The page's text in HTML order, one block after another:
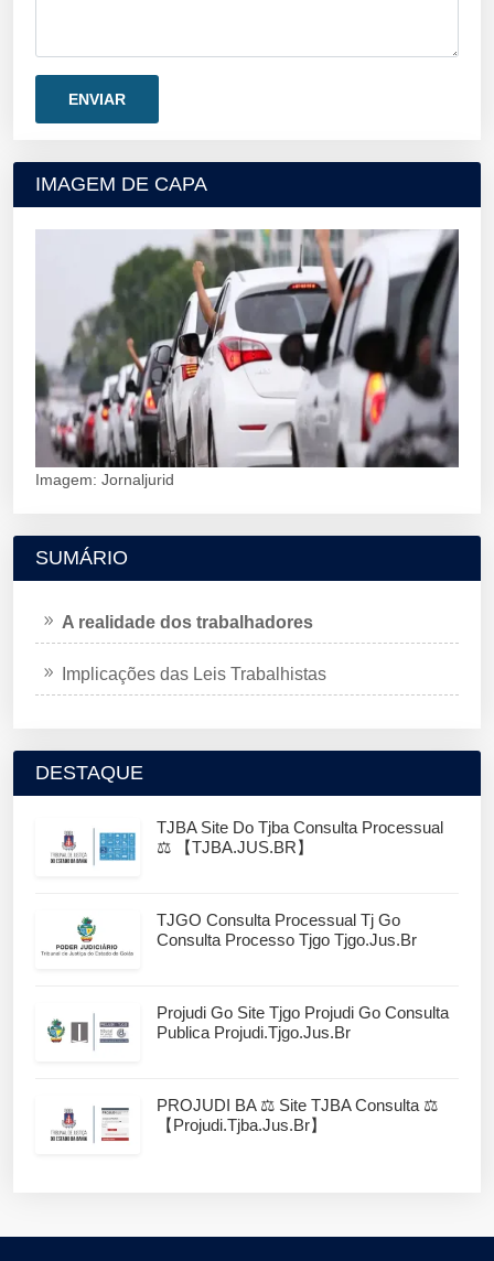
IMAGEM DE CAPA
Imagem: Jornaljurid
SUMÁRIO
A realidade dos trabalhadores
Implicações das Leis Trabalhistas
DESTAQUE
TJBA Site Do Tjba Consulta Processual
⚖️ 【TJBA.JUS.BR】
TJGO Consulta Processual Tj Go
Consulta Processo Tjgo Tjgo.jus.br
Projudi Go Site Tjgo Projudi Go Consulta
Publica Projudi.tjgo.jus.br
PROJUDI BA ⚖️ Site TJBA Consulta ⚖️
【projudi.tjba.jus.br】